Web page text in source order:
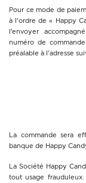
Pour ce mode de
à l'ordre de « Happy
l’envoyer
numéro de
préalable à l'adresse
La commande sera
banque de Happy
La Société Happy
tout usage